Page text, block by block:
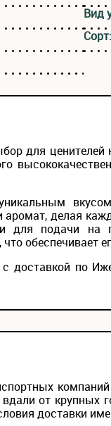
Вид
Сорт:
для
аромат, делая
для подачи
обеспечивает
доставкой по
от крупных
доставки